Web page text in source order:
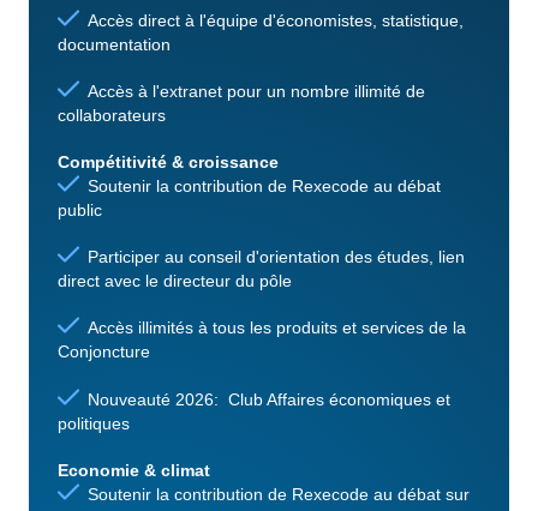
Accès direct à l'équipe d'économistes, statistique,
documentation
Accès à l'extranet pour un nombre illimité de
collaborateurs
Compétitivité & croissance
Soutenir la contribution de Rexecode au débat
public
Participer au conseil d'orientation des études, lien
direct avec le directeur du pôle
Accès illimités à tous les produits et services de la
Conjoncture
Nouveauté 2026: Club Affaires économiques et
politiques
Economie & climat
Soutenir la contribution de Rexecode au débat sur